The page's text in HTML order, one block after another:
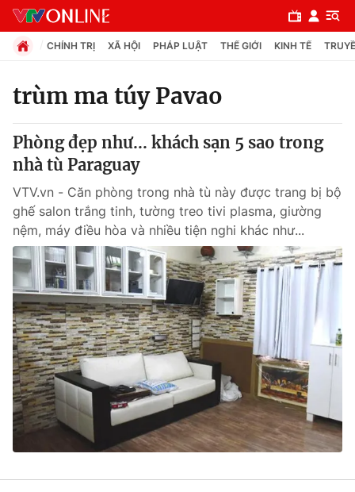
Chuyên mục
Chính trị
Xã hội
Pháp luật
Y tế
Thế giới
Tin tức
Thế giới đó đây
Câu chuyện quốc tế
Kinh tế
Tài chính
Thị trường
Góc doanh nghiệp
Dữ liệu và đời sống
Truyền hình
CHÍNH TRỊ XÃ HỘI PHÁP LUẬT THẾ GIỚI KINH TẾ
trùm ma túy Pavao
Phòng đẹp như... khách sạn 5 sao trong
nhà tù Paraguay
VTV.vn - Căn phòng trong nhà tù này được trang bị bộ
ghế salon trắng tinh, tường treo tivi plasma, giường
nệm, máy điều hòa và nhiều tiện nghi khác như...